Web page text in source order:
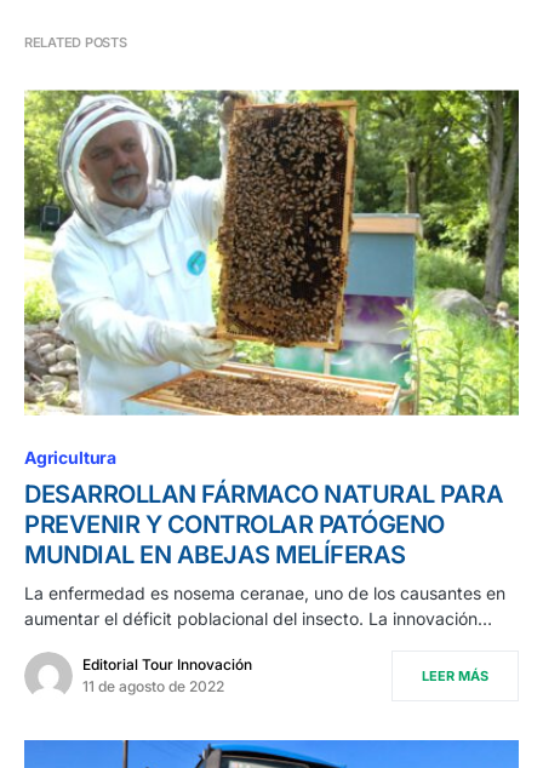
RELATED POSTS
Agricultura
DESARROLLAN FÁRMACO NATURAL PARA
PREVENIR Y CONTROLAR PATÓGENO
MUNDIAL EN ABEJAS MELÍFERAS
La enfermedad es nosema ceranae, uno de los causantes en
aumentar el déficit poblacional del insecto. La innovación…
Editorial Tour Innovación
11 de agosto de 2022
LEER MÁS